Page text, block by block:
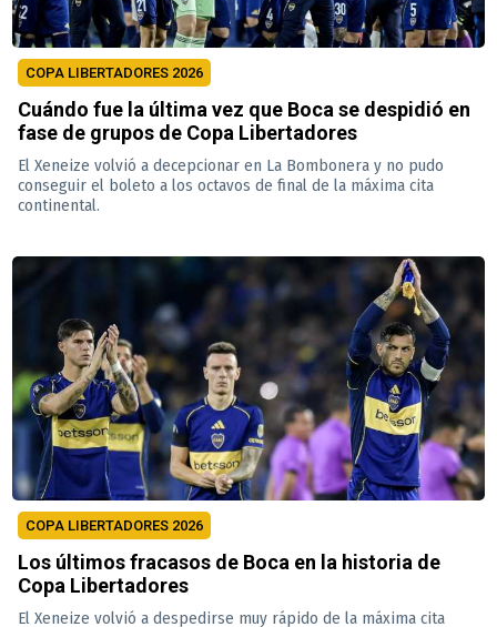
COPA LIBERTADORES 2026
Cuándo fue la última vez que Boca se despidió en
fase de grupos de Copa Libertadores
El Xeneize volvió a decepcionar en La Bombonera y no pudo
conseguir el boleto a los octavos de final de la máxima cita
continental.
COPA LIBERTADORES 2026
Los últimos fracasos de Boca en la historia de
Copa Libertadores
El Xeneize volvió a despedirse muy rápido de la máxima cita